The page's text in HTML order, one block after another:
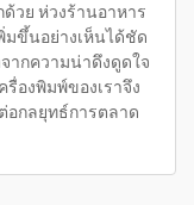
วย ห่วงร้านอาหาร
มขึ้นอย่างเห็นได้ชัด
ากความน่าดึงดูดใจ
รื่องพิมพ์ของเราจึง
อกลยุทธ์การตลาด